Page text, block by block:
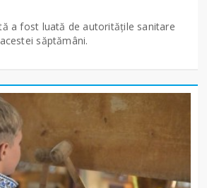
a fost luată de autoritățile sanitare
săptămâni.